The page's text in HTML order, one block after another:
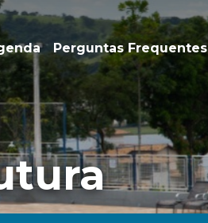
Perguntas Frequentes